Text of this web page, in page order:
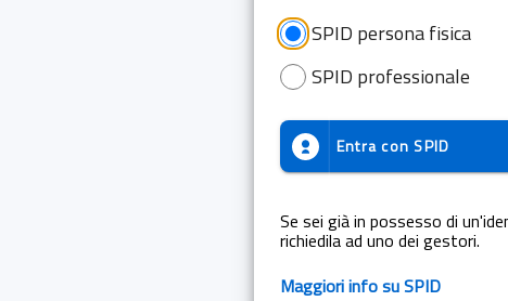
SPID persona fisica
SPID professionale
Entra con SPID
Se sei già in possesso di
richiedila ad uno dei gestori.
Maggiori info su SPID